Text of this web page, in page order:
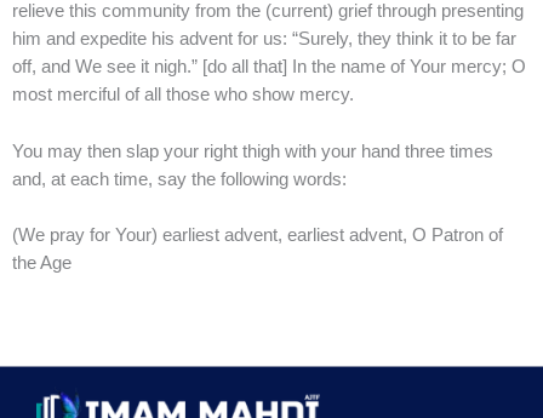
relieve this community from the (current) grief through presenting
him and expedite his advent for us: “Surely, they think it to be far
off, and We see it nigh.” [do all that] In the name of Your mercy; O
most merciful of all those who show mercy.
You may then slap your right thigh with your hand three times
and, at each time, say the following words:
(We pray for Your) earliest advent, earliest advent, O Patron of
the Age